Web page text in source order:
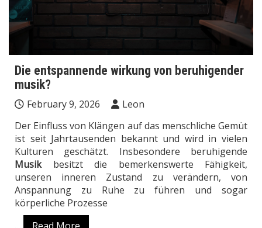
Die entspannende wirkung von beruhigender
musik?
February 9, 2026
Leon
Der Einfluss von Klängen auf das menschliche Gemüt
ist seit Jahrtausenden bekannt und wird in vielen
Kulturen geschätzt. Insbesondere beruhigende
Musikbesitzt die bemerkenswerte Fähigkeit,
unseren inneren Zustand zu verändern, von
Anspannung zu Ruhe zu führen und sogar
körperliche Prozesse
…
Read More